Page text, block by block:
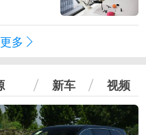
多
新车 视频